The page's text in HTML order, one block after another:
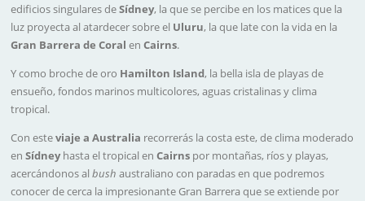
edificios singulares deSídney, la que se percibe en los matices que la
luz proyecta al atardecer sobre el Uluru, la que late con la vida en la
Gran Barrera de Coral enCairns.
Y como broche de oro Hamilton Island, la bella isla de playas de
ensueño, fondos marinos multicolores, aguas cristalinas y clima
tropical.
Con esteviaje a Australia recorrerás la costa este, de clima moderado
enSídneyhasta el tropical enCairns por montañas, ríos y playas,
acercándonos albush australiano con paradas en que podremos
conocer de cerca la impresionante Gran Barrera que se extiende por